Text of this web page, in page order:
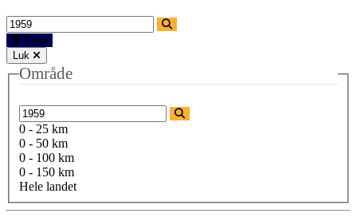
Filtre
Luk
Område
0 - 25 km
0 - 50 km
0 - 100 km
0 - 150 km
Hele landet